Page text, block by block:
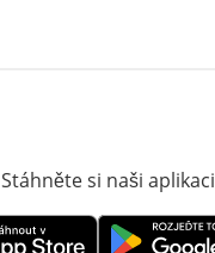
Stáhněte si naši aplikaci